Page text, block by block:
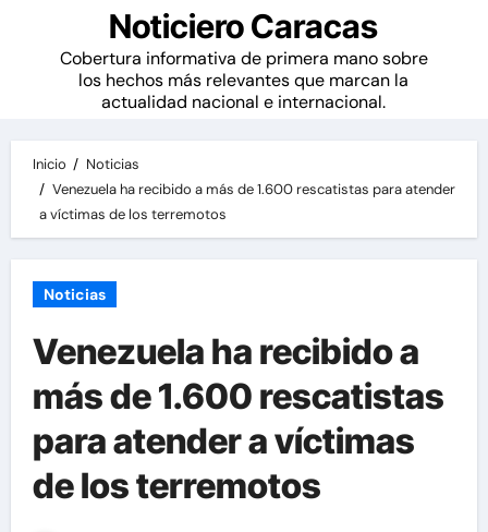
Noticiero Caracas
Cobertura informativa de primera mano sobre
los hechos más relevantes que marcan la
actualidad nacional e internacional.
Inicio
Noticias
Venezuela ha recibido a más de 1.600 rescatistas para atender
a víctimas de los terremotos
Noticias
Venezuela ha recibido a
más de 1.600 rescatistas
para atender a víctimas
de los terremotos